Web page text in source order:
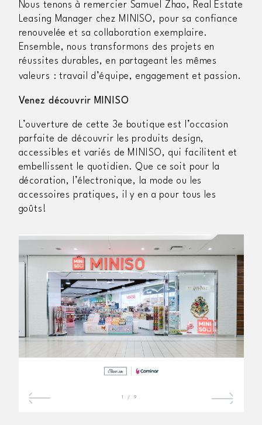
Nous tenons à remercier Samuel Zhao, Real Estate
Leasing Manager chez MINISO, pour sa confiance
renouvelée et sa collaboration exemplaire.
Ensemble, nous transformons des projets en
réussites durables, en partageant les mêmes
valeurs : travail d’équipe, engagement et passion.
Venez découvrir MINISO
L’ouverture de cette 3e boutique est l’occasion
parfaite de découvrir les produits design,
accessibles et variés de MINISO, qui facilitent et
embellissent le quotidien. Que ce soit pour la
décoration, l’électronique, la mode ou les
accessoires pratiques, il y en a pour tous les
goûts!
/ 9